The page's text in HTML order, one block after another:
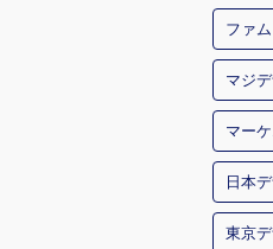
ファム
マジ
マー
日本
東京